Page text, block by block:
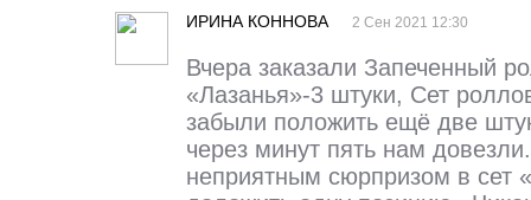
ИРИНА КОННОВА 2 Сен 2021 12:30
Вчера заказали Запеченный
«Лазанья»-3 штуки, Сет
забыли положить ещё две
через минут пять нам
неприятным сюрпризом в сет